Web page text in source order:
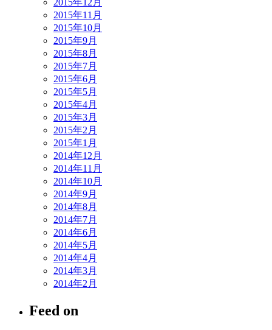
2015年11月
2015年10月
2015年9月
2015年8月
2015年7月
2015年6月
2015年5月
2015年4月
2015年3月
2015年2月
2015年1月
2014年12月
2014年11月
2014年10月
2014年9月
2014年8月
2014年7月
2014年6月
2014年5月
2014年4月
2014年3月
2014年2月
Feed on